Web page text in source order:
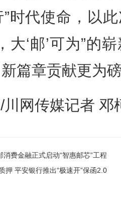
时代使命，以
大‘邮’可为”的
篇章贡献更为
传媒记者 邓
费金融正式启动“智惠邮芯”工程
押 平安银行推出“极速开”保函2.0